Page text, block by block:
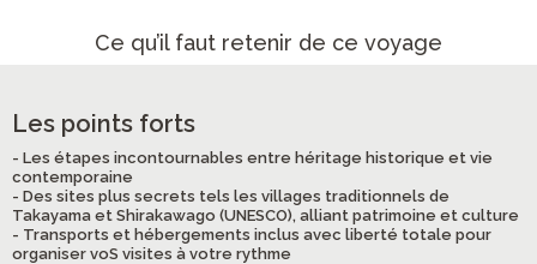
Ce qu’il faut retenir de ce voyage
Les points forts
- Les étapes incontournables entre héritage historique et vie
contemporaine
- Des sites plus secrets tels les villages traditionnels de
Takayama et Shirakawago (UNESCO), alliant patrimoine et culture
- Transports et hébergements inclus avec liberté totale pour
organiser voS visites à votre rythme